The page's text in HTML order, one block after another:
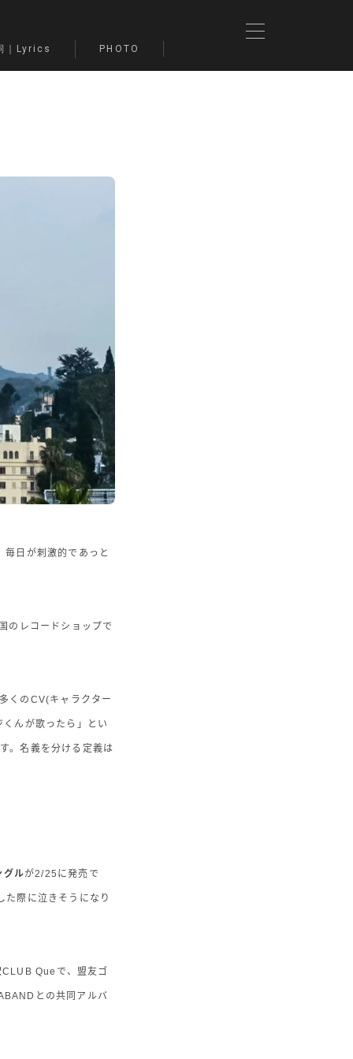
｜Lyrics PHOTO
日が刺激的であっと
のレコードショップで
くのCV(キャラクター
んが歌ったら」とい
。名義を分ける定義は
グルが2/25に発売で
た際に泣きそうになり
Queで、盟友ゴ
との共同アルバ